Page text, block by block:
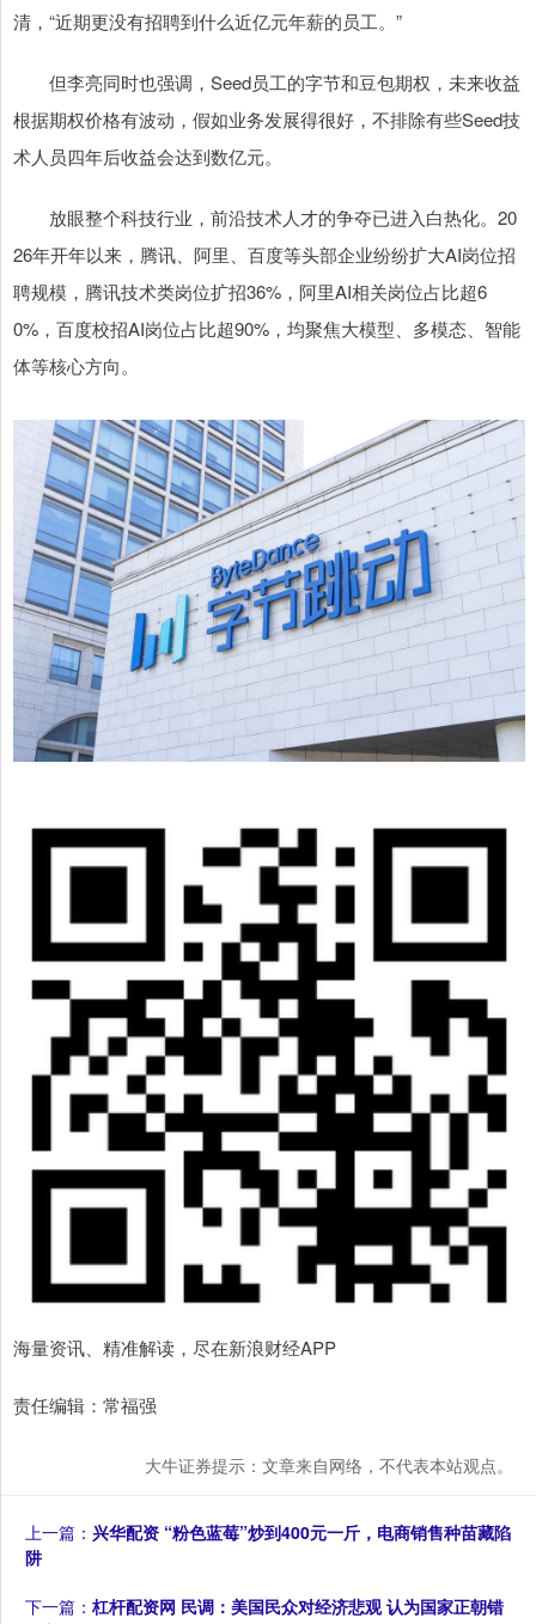
清，“近期更没有招聘到什么近亿元年薪的员工。”
但李亮同时也强调，Seed员工的字节和豆包期权，未来收益
根据期权价格有波动，假如业务发展得很好，不排除有些Seed技
术人员四年后收益会达到数亿元。
放眼整个科技行业，前沿技术人才的争夺已进入白热化。20
26年开年以来，腾讯、阿里、百度等头部企业纷纷扩大AI岗位招
聘规模，腾讯技术类岗位扩招36%，阿里AI相关岗位占比超6
0%，百度校招AI岗位占比超90%，均聚焦大模型、多模态、智能
体等核心方向。
海量资讯、精准解读，尽在新浪财经APP
责任编辑：常福强
大牛证券提示：文章来自网络，不代表本站观点。
上一篇： 兴华配资 “粉色蓝莓”炒到400元一斤，电商销售种苗藏陷
阱
下一篇： 杠杆配资网 民调：美国民众对经济悲观 认为国家正朝错